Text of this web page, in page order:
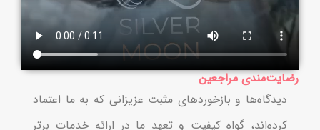
رضایت‌مندی مراجعین
دیدگاه‌ها و بازخوردهای مثبت عزیزانی که به ما اعتماد
کرده‌اند، گواه کیفیت و تعهد ما در ارائه خدمات برتر